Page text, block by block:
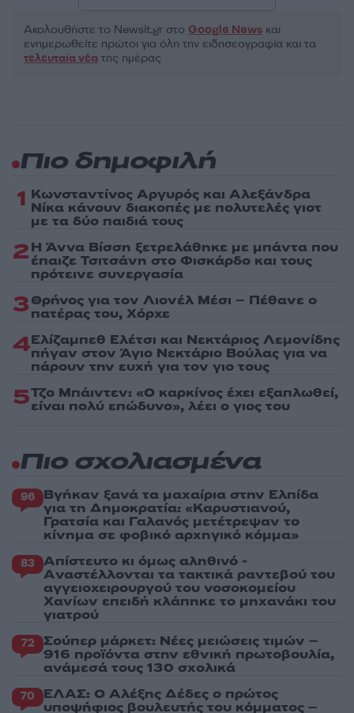
Ακολουθήστε το Νewsit.gr στο Google News και
ενημερωθείτε πρώτοι για όλη την ειδησεογραφία και τα
τελευταία νέα της ημέρας
Πιο δημοφιλή
1 Κωνσταντίνος Αργυρός και Αλεξάνδρα
Νίκα κάνουν διακοπές με πολυτελές γιοτ
με τα δύο παιδιά τους
2Η Άννα Βίσση ξετρελάθηκε με μπάντα που
έπαιζε Τσιτσάνη στο Φισκάρδο και τους
πρότεινε συνεργασία
3Θρήνος για τον Λιονέλ Μέσι – Πέθανε ο
πατέρας του, Χόρχε
4Ελίζαμπεθ Ελέτσι και Νεκτάριος Λεμονίδης
πήγαν στον Άγιο Νεκτάριο Βούλας για να
πάρουν την ευχή για τον γιο τους
5Τζο Μπάιντεν: «Ο καρκίνος έχει εξαπλωθεί,
είναι πολύ επώδυνο», λέει ο γιος του
Πιο σχολιασμένα
96 Βγήκαν ξανά τα μαχαίρια στην Ελπίδα
για τη Δημοκρατία: «Καρυστιανού,
Γρατσία και Γαλανός μετέτρεψαν το
κίνημα σε φοβικό αρχηγικό κόμμα»
83 Απίστευτο κι όμως αληθινό -
Aναστέλλονται τα τακτικά ραντεβού του
αγγειοχειρουργού του νοσοκομείου
Χανίων επειδή κλάπηκε το μηχανάκι του
γιατρού
72 Σούπερ μάρκετ: Νέες μειώσεις τιμών –
916 προϊόντα στην εθνική πρωτοβουλία,
ανάμεσά τους 130 σχολικά
70 ΕΛΑΣ: Ο Αλέξης Δέδες ο πρώτος
υποψήφιος βουλευτής του κόμματος –